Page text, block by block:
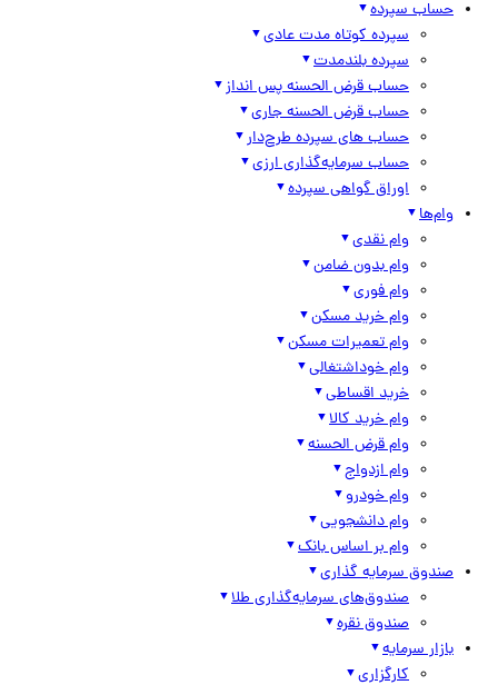
حساب سپرده
سپرده کوتاه مدت عادی
سپرده بلندمدت
حساب قرض الحسنه پس انداز
حساب قرض الحسنه جاری
حساب های سپرده طرح‌دار
حساب سرمایه‌گذاری ارزی
اوراق گواهی سپرده
وام‌ها
وام نقدی
وام بدون ضامن
وام فوری
وام خرید مسکن
وام تعمیرات مسکن
وام خوداشتغالی
خرید اقساطی
وام خرید کالا
وام قرض الحسنه
وام ازدواج
وام خودرو
وام دانشجویی
وام بر اساس بانک
صندوق سرمایه گذاری
صندوق‌های سرمایه‌گذاری طلا
صندوق نقره
بازار سرمایه
کارگزاری